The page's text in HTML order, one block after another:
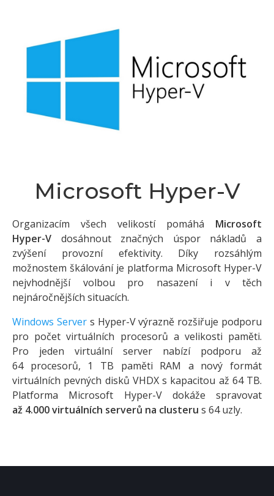
Microsoft Hyper-V
Organizacím všech velikostí pomáhá Microsoft
Hyper-V dosáhnout značných úspor nákladů a
zvýšení provozní efektivity. Díky rozsáhlým
možnostem škálování je platforma Microsoft Hyper-V
nejvhodnější volbou pro nasazení i v těch
nejnáročnějších situacích.
Windows Servers Hyper-V výrazně rozšiřuje podporu
pro počet virtuálních procesorů a velikosti paměti.
Pro jeden virtuální server nabízí podporu až
64 procesorů, 1 TB paměti RAM a nový formát
virtuálních pevných disků VHDX s kapacitou až 64 TB.
Platforma Microsoft Hyper-V dokáže spravovat
až 4.000 virtuálních serverů na clusteru s 64 uzly.